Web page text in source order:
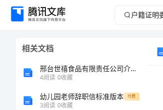
户
相关文档
邢台世禧食品有限责任公司介绍企业发展分析报告
4阅读 0收藏
幼儿园老师辞职信标准版本 付费
3阅读 0收藏